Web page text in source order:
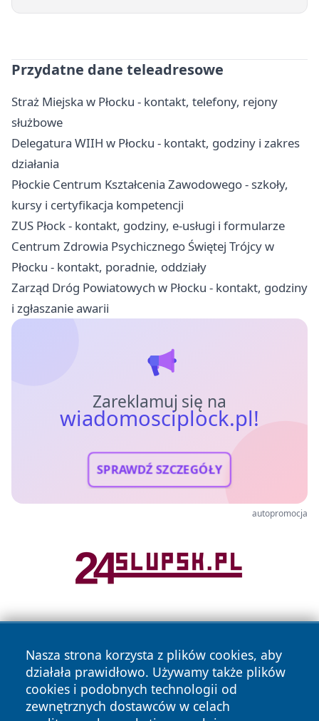
Przydatne dane teleadresowe
Straż Miejska w Płocku - kontakt, telefony, rejony
służbowe
Delegatura WIIH w Płocku - kontakt, godziny i zakres
działania
Płockie Centrum Kształcenia Zawodowego - szkoły,
kursy i certyfikacja kompetencji
ZUS Płock - kontakt, godziny, e-usługi i formularze
Centrum Zdrowia Psychicznego Świętej Trójcy w
Płocku - kontakt, poradnie, oddziały
Zarząd Dróg Powiatowych w Płocku - kontakt, godziny
i zgłaszanie awarii
Zareklamuj się na
wiadomosciplock.pl!
SPRAWDŹ SZCZEGÓŁY
autopromocja
Nasza strona korzysta z plików cookies, aby
działała prawidłowo. Używamy także plików
cookies i podobnych technologii od
zewnętrznych dostawców w celach
Copyright © 2026 wiadomosciplock.pl Wszystkie prawa